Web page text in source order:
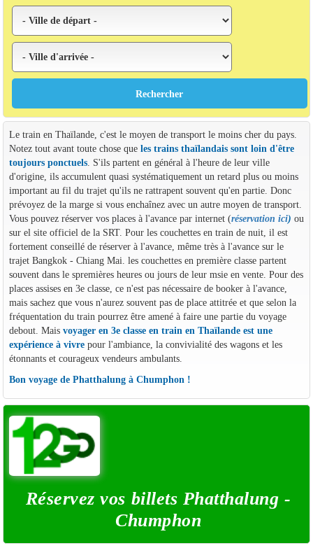
Le train en Thaïlande, c'est le moyen de transport le moins cher du pays.
Notez tout avant toute chose que les trains thaïlandais sont loin d'être
toujours ponctuels. S'ils partent en général à l'heure de leur ville
d'origine, ils accumulent quasi systématiquement un retard plus ou moins
important au fil du trajet qu'ils ne rattrapent souvent qu'en partie. Donc
prévoyez de la marge si vous enchaînez avec un autre moyen de transport.
Vous pouvez réserver vos places à l'avance par internet (réservation ici) ou
sur el site officiel de la SRT. Pour les couchettes en train de nuit, il est
fortement conseillé de réserver à l'avance, même très à l'avance sur le
trajet Bangkok - Chiang Mai. les couchettes en première classe partent
souvent dans le spremières heures ou jours de leur msie en vente. Pour des
places assises en 3e classe, ce n'est pas nécessaire de booker à l'avance,
mais sachez que vous n'aurez souvent pas de place attitrée et que selon la
fréquentation du train pourrez être amené à faire une partie du voyage
debout. Mais voyager en 3e classe en train en Thaïlande est une
expérience à vivrepour l'ambiance, la convivialité des wagons et les
étonnants et courageux vendeurs ambulants.
Bon voyage de Phatthalung à Chumphon !
Réservez vos billets Phatthalung -
Chumphon